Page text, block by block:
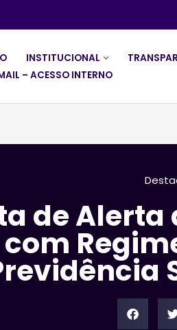
INSTITUCIONAL
– ACESSO INTERNO
de
com